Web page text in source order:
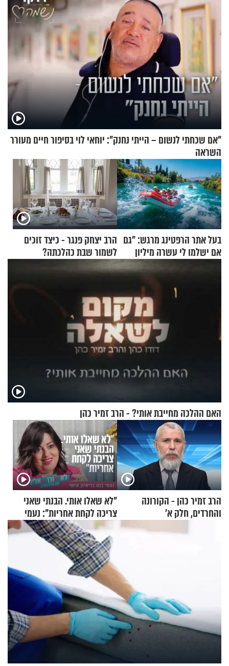
"אם שכחתי לנשום – הייתי נחנק": יוחאי לוי בסיפור חיים מעורר
השראה
בעל אתר הרפטינג מרגש: "גם
אם ישלמו לי עשרה מיליון
שקלים - לא אפתח בשבת"
הרב יצחק פנגר - כיצד זוכים
לשמור שבת כהלכתה?
האם ההלכה מחייבת אותי? - הרב זמיר כהן
הרב זמיר כהן - הקורונה
והחרדים, חלק א’
"לא שאלו אותי. הבנתי שאני
צריכה לקחת אחריות": נעמי
בנט בריאיון אישי